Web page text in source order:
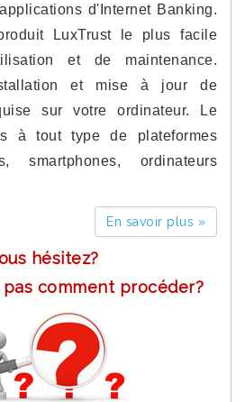
d'Internet Banking.
LuxTrust le plus facile
et de maintenance.
et mise à jour de
sur votre ordinateur. Le
à tout type de plateformes
smartphones, ordinateurs
En savoir plus »
hésitez?
pas comment procéder?